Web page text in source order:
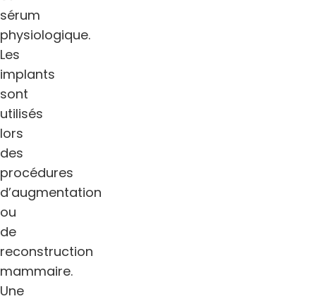
sérum
physiologique.
Les
implants
sont
utilisés
lors
des
procédures
d’augmentation
ou
de
reconstruction
mammaire.
Une